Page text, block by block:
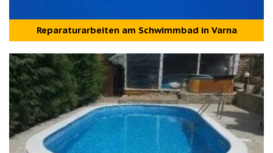
Reparaturarbeiten am Schwimmbad in Varna